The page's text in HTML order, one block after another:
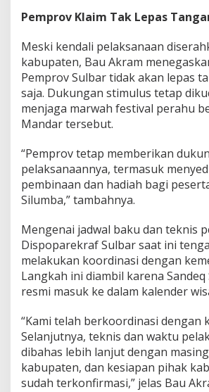
l
a
n
d
a
n
M
n
e
Pemprov Klaim Tak Lepas
Meski kendali pelaksanaan
kabupaten, Bau Akram
Pemprov Sulbar tidak akan lepas
saja. Dukungan stimulus tetap
menjaga marwah festival perahu
Mandar tersebut.
“Pemprov tetap memberikan
pelaksanaannya, termasuk
pembinaan dan hadiah bagi
Silumba,” tambahnya.
Mengenai jadwal baku dan teknis
Dispoparekraf Sulbar saat ini
melakukan koordinasi dengan
Langkah ini diambil karena
resmi masuk ke dalam kalender
“Kami telah berkoordinasi dengan
Selanjutnya, teknis dan waktu
dibahas lebih lanjut dengan
kabupaten, dan kesiapan pihak
sudah terkonfirmasi,” jelas Bau